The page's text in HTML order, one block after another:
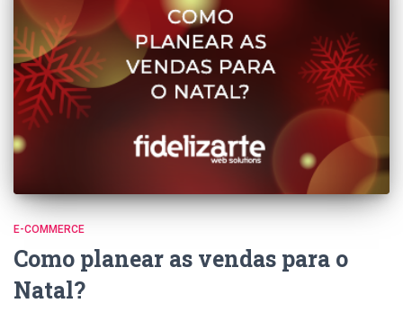
E-COMMERCE
Como planear as vendas para o
Natal?